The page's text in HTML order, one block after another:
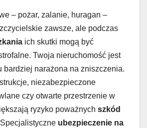
– pożar, zalanie, huragan –
zawsze, ale podczas
ich skutki mogą być
Twoja nieruchomość jest
bardziej narażona na zniszczenia.
niezabezpieczone
czy otwarte przestrzenie w
ryzyko poważnych szkód
ubezpieczenie na